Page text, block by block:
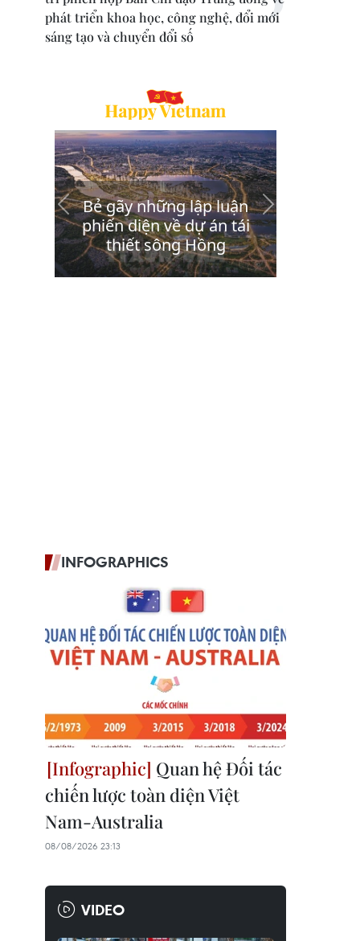
phát triển khoa học, công nghệ, đổi mới
sáng tạo và chuyển đổi số
INFOGRAPHICS
Quan hệ Đối tác
chiến lược toàn diện Việt
Nam-Australia
08/08/2026 23:13
VIDEO